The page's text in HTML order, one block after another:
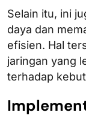
Selain itu, ini
daya dan
efisien. Hal
jaringan yang
terhadap